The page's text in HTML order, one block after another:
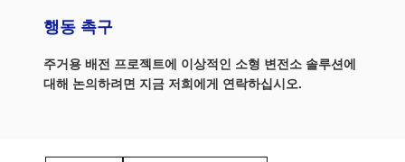
행동 촉구
주거용 배전 프로젝트에 이상적인 소형 변전소 솔루션에
대해 논의하려면 지금 저희에게 연락하십시오.